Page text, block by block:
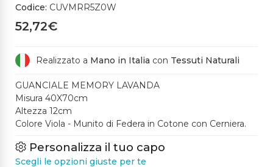
Codice: CUVMRR5Z0W
52,72€
Realizzato a Mano in Italia con Tessuti Naturali
GUANCIALE MEMORY LAVANDA
Misura 40X70cm
Altezza 12cm
Colore Viola - Munito di Federa in Cotone con Cerniera.
Personalizza il tuo capo
Scegli le opzioni giuste per te